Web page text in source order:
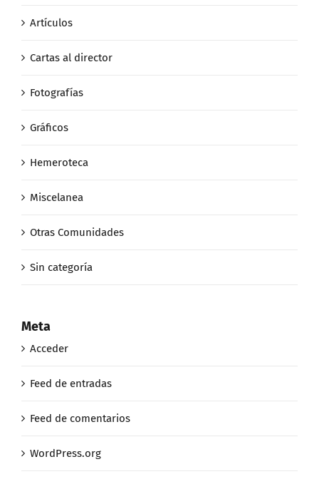
Artículos
Cartas al director
Fotografías
Gráficos
Hemeroteca
Miscelanea
Otras Comunidades
Sin categoría
Meta
Acceder
Feed de entradas
Feed de comentarios
WordPress.org